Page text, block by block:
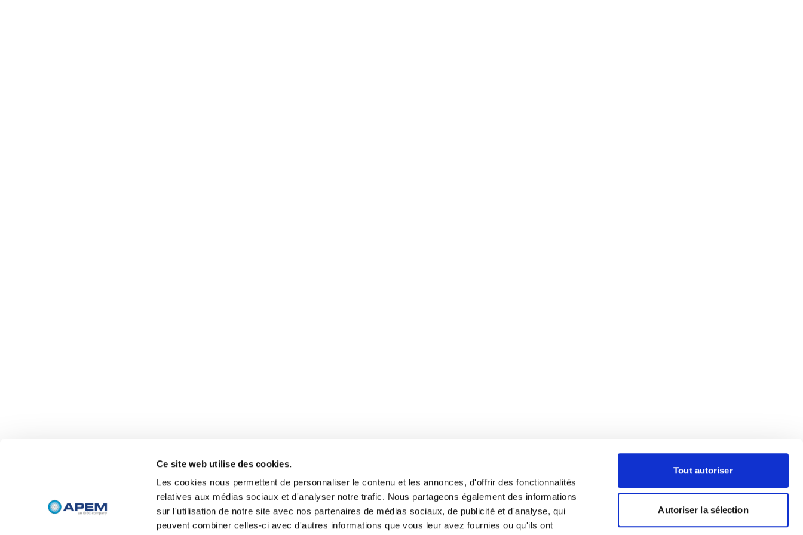
Ce site web utilise des cookies.
Les cookies nous permettent de personnaliser le contenu et les annonces, d'offrir des fonctionnalités
relatives aux médias sociaux et d'analyser notre trafic. Nous partageons également des informations
sur l'utilisation de notre site avec nos partenaires de médias sociaux, de publicité et d'analyse, qui
peuvent combiner celles-ci avec d'autres informations que vous leur avez fournies ou qu'ils ont
Tout autoriser
Autoriser la sélection